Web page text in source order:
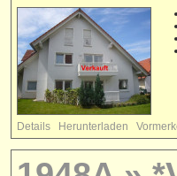
Details Herunterladen